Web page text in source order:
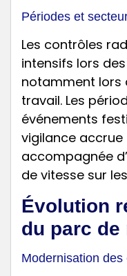
Périodes et
Les contrôles
intensifs lors
notamment lors
travail. Les
événements
vigilance accrue
accompagnée
de vitesse sur
Évolution
du parc
Modernisation